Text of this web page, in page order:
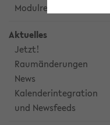
Modulrecherche
Aktuelles
Jetzt!
Raumänderungen
News
Kalenderintegration
und Newsfeeds